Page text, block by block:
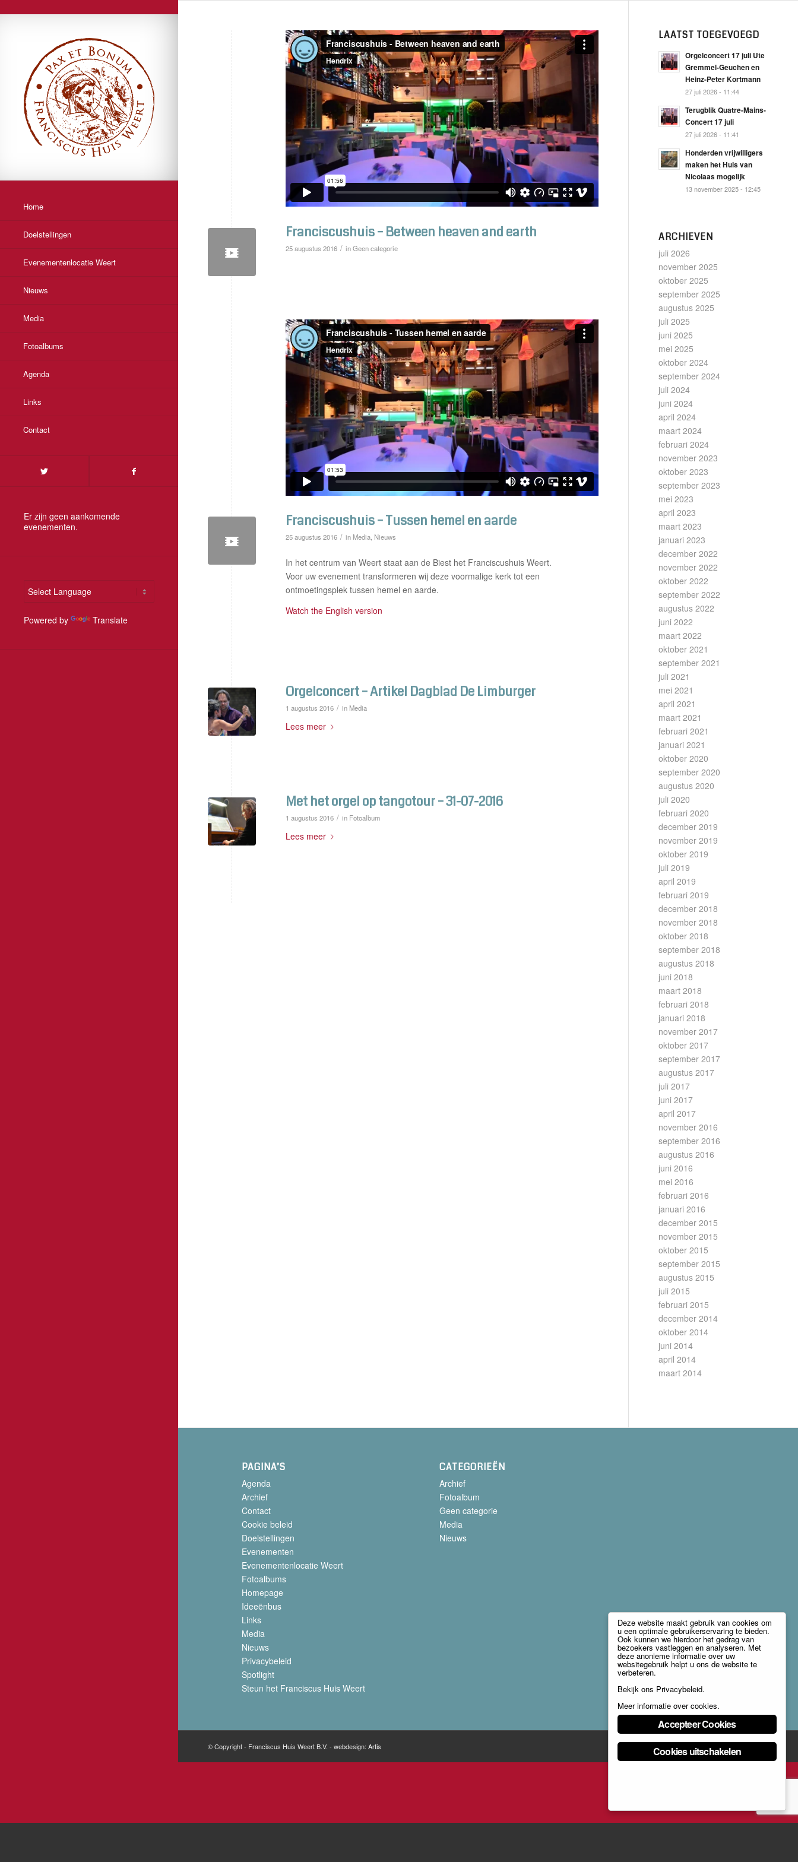
Home
Doelstellingen
Evenementenlocatie Weert
Nieuws
Media
Fotoalbums
Agenda
Links
Contact
Er zijn geen aankomende
evenementen.
Powered by Translate
Franciscushuis – Between heaven and earth
25 augustus 2016 / inGeen categorie
Franciscushuis – Tussen hemel en aarde
25 augustus 2016 / in Media Nieuws
In het centrum van Weert staat aan de Biest het Franciscushuis Weert.
Voor uw evenement transformeren wij deze voormalige kerk tot een
ontmoetingsplek tussen hemel en aarde.
Watch the English version
Orgelconcert – Artikel Dagblad De Limburger
1 augustus 2016 / in Media
Lees meer
Met het orgel op tangotour – 31-07-2016
1 augustus 2016 / in Fotoalbum
Lees meer
LAATST TOEGEVOEGD
Orgelconcert 17 juli Ute
Gremmel-Geuchen en
Heinz-Peter Kortmann
27 juli 2026 - 11:44
Terugblik Quatre-Mains-
Concert 17 juli
27 juli 2026 - 11:41
Honderden vrijwilligers
maken het Huis van
Nicolaas mogelijk
13 november 2025 - 12:45
ARCHIEVEN
juli 2026
november 2025
oktober 2025
september 2025
augustus 2025
juli 2025
juni 2025
mei 2025
oktober 2024
september 2024
juli 2024
juni 2024
april 2024
maart 2024
februari 2024
november 2023
oktober 2023
september 2023
mei 2023
april 2023
maart 2023
januari 2023
december 2022
november 2022
oktober 2022
september 2022
augustus 2022
juni 2022
maart 2022
oktober 2021
september 2021
juli 2021
mei 2021
april 2021
maart 2021
februari 2021
januari 2021
oktober 2020
september 2020
augustus 2020
juli 2020
februari 2020
december 2019
november 2019
oktober 2019
juli 2019
april 2019
februari 2019
december 2018
november 2018
oktober 2018
september 2018
augustus 2018
juni 2018
maart 2018
februari 2018
januari 2018
november 2017
oktober 2017
september 2017
augustus 2017
juli 2017
juni 2017
april 2017
november 2016
september 2016
augustus 2016
juni 2016
mei 2016
februari 2016
januari 2016
december 2015
november 2015
oktober 2015
september 2015
augustus 2015
juli 2015
februari 2015
december 2014
oktober 2014
juni 2014
april 2014
maart 2014
PAGINA’S
Agenda
Archief
Contact
Cookie beleid
Doelstellingen
Evenementen
Evenementenlocatie Weert
Fotoalbums
Homepage
Ideeënbus
Links
Media
Nieuws
Privacybeleid
Spotlight
Steun het Franciscus Huis Weert
CATEGORIEËN
Archief
Fotoalbum
Geen categorie
Media
Nieuws
© Copyright - Franciscus Huis Weert B.V. - webdesign: Artis
Deze website maakt gebruik van cookies om
u een optimale gebruikerservaring te bieden.
Ook kunnen we hierdoor het gedrag van
bezoekers vastleggen en analyseren. Met
deze anonieme informatie over uw
websitegebruik helpt u ons de website te
verbeteren.
Bekijk ons Privacybeleid.
Meer informatie over cookies.
Accepteer Cookies
Cookies uitschakelen